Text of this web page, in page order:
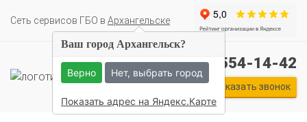
Cеть сервисов ГБО в Архангельске
+7 (911) 554-14-42
Заказать звонок
Ваш город Архангельск?
Верно Нет, выбрать город
Показать адрес на Яндекс.Карте